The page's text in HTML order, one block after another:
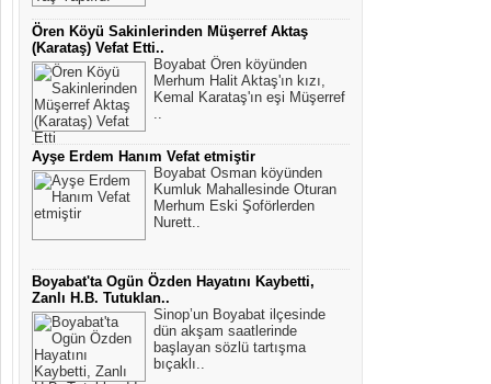
Ören Köyü Sakinlerinden Müşerref Aktaş
(Karataş) Vefat Etti..
Boyabat Ören köyünden
Merhum Halit Aktaş'ın kızı,
Kemal Karataş'ın eşi Müşerref
..
Ayşe Erdem Hanım Vefat etmiştir
Boyabat Osman köyünden
Kumluk Mahallesinde Oturan
Merhum Eski Şoförlerden
Nurett..
Boyabat'ta Ogün Özden Hayatını Kaybetti,
Zanlı H.B. Tutuklan..
Sinop’un Boyabat ilçesinde
dün akşam saatlerinde
başlayan sözlü tartışma
bıçaklı..